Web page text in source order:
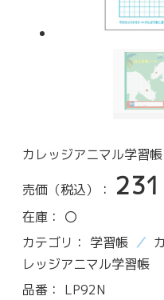
カレッジアニマル学習
売価（税込）： 231
在庫： 〇
カテゴリ： 学習帳
レッジアニマル学習帳
品番： LP92N